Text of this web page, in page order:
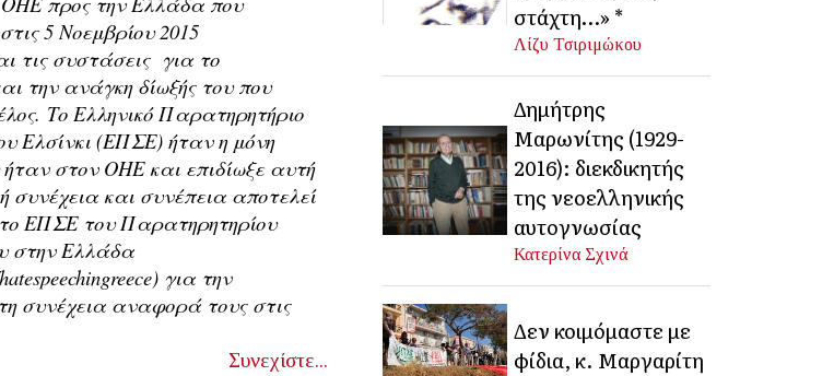
5 Νοεμβρίου 2015
τις συστάσεις για το
την ανάγκη δίωξής του που
Το Ελληνικό Παρατηρητήριο
Ελσίνκι (ΕΠΣΕ) ήταν η μόνη
στον ΟΗΕ και επιδίωξε αυτή
συνέχεια και συνέπεια αποτελεί
ΕΠΣΕ του Παρατηρητηρίου
στην Ελλάδα
για την
συνέχεια αναφορά τους στις
Συνεχίστε...
στάχτη…» *
Λίζυ Τσιριμώκου
Δημήτρης
Μαρωνίτης (1929-
2016): διεκδικητής
της νεοελληνικής
αυτογνωσίας
Κατερίνα Σχινά
Δεν κοιμόμαστε με
φίδια, κ. Μαργαρίτη